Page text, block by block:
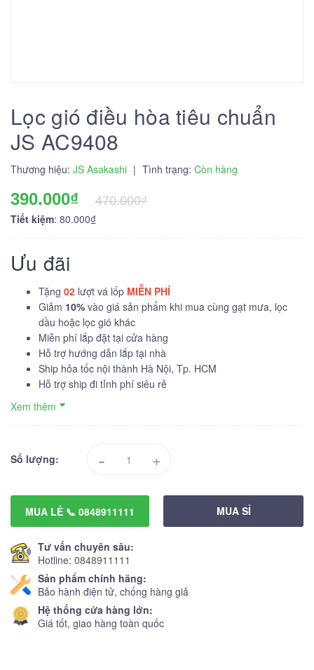
Lọc gió điều hòa tiêu chuẩn
JS AC9408
Thương hiệu: JS Asakashi | Tình trạng: Còn hàng
390.000₫
470.000₫
Tiết kiệm: 80.000₫
Ưu đãi
Tặng 02 lượt vá lốp MIỄN PHÍ
Giảm 10% vào giá sản phẩm khi mua cùng gạt mưa, lọc
dầu hoặc lọc gió khác
Miễn phí lắp đặt tại cửa hàng
Hỗ trợ hướng dẫn lắp tại nhà
Ship hỏa tốc nội thành Hà Nội, Tp. HCM
Hỗ trợ ship đi tỉnh phí siêu rẻ
Xem thêm
Số lượng: - +
MUA LẺ 📞 0848911111 MUA SỈ
Tư vấn chuyên sâu:
Hotline: 0848911111
Sản phẩm chính hãng:
Bảo hành điện tử, chống hàng giả
Hệ thống cửa hàng lớn:
Giá tốt, giao hàng toàn quốc